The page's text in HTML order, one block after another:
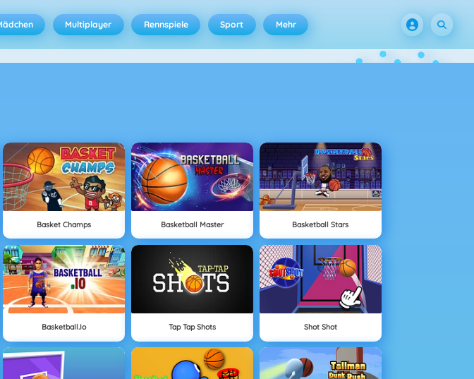
Multiplayer Rennspiele Sport Mehr
Basket Champs Basketball Master Basketball Stars
Basketball.io Tap Tap Shots Shot Shot